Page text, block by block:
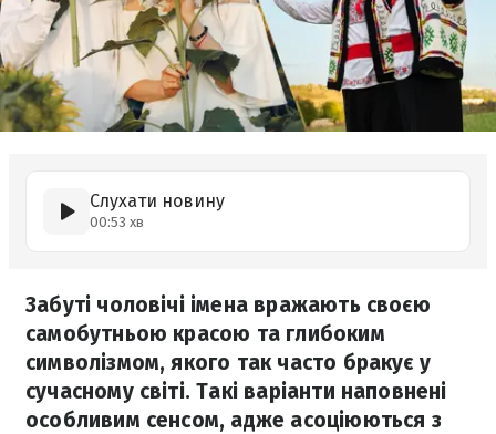
Слухати новину
00:53 хв
Забуті чоловічі імена вражають своєю
самобутньою красою та глибоким
символізмом, якого так часто бракує у
сучасному світі. Такі варіанти наповнені
особливим сенсом, адже асоціюються з